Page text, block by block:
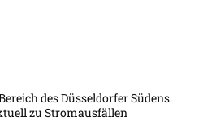
des Düsseldorfer Südens
zu Stromausfällen